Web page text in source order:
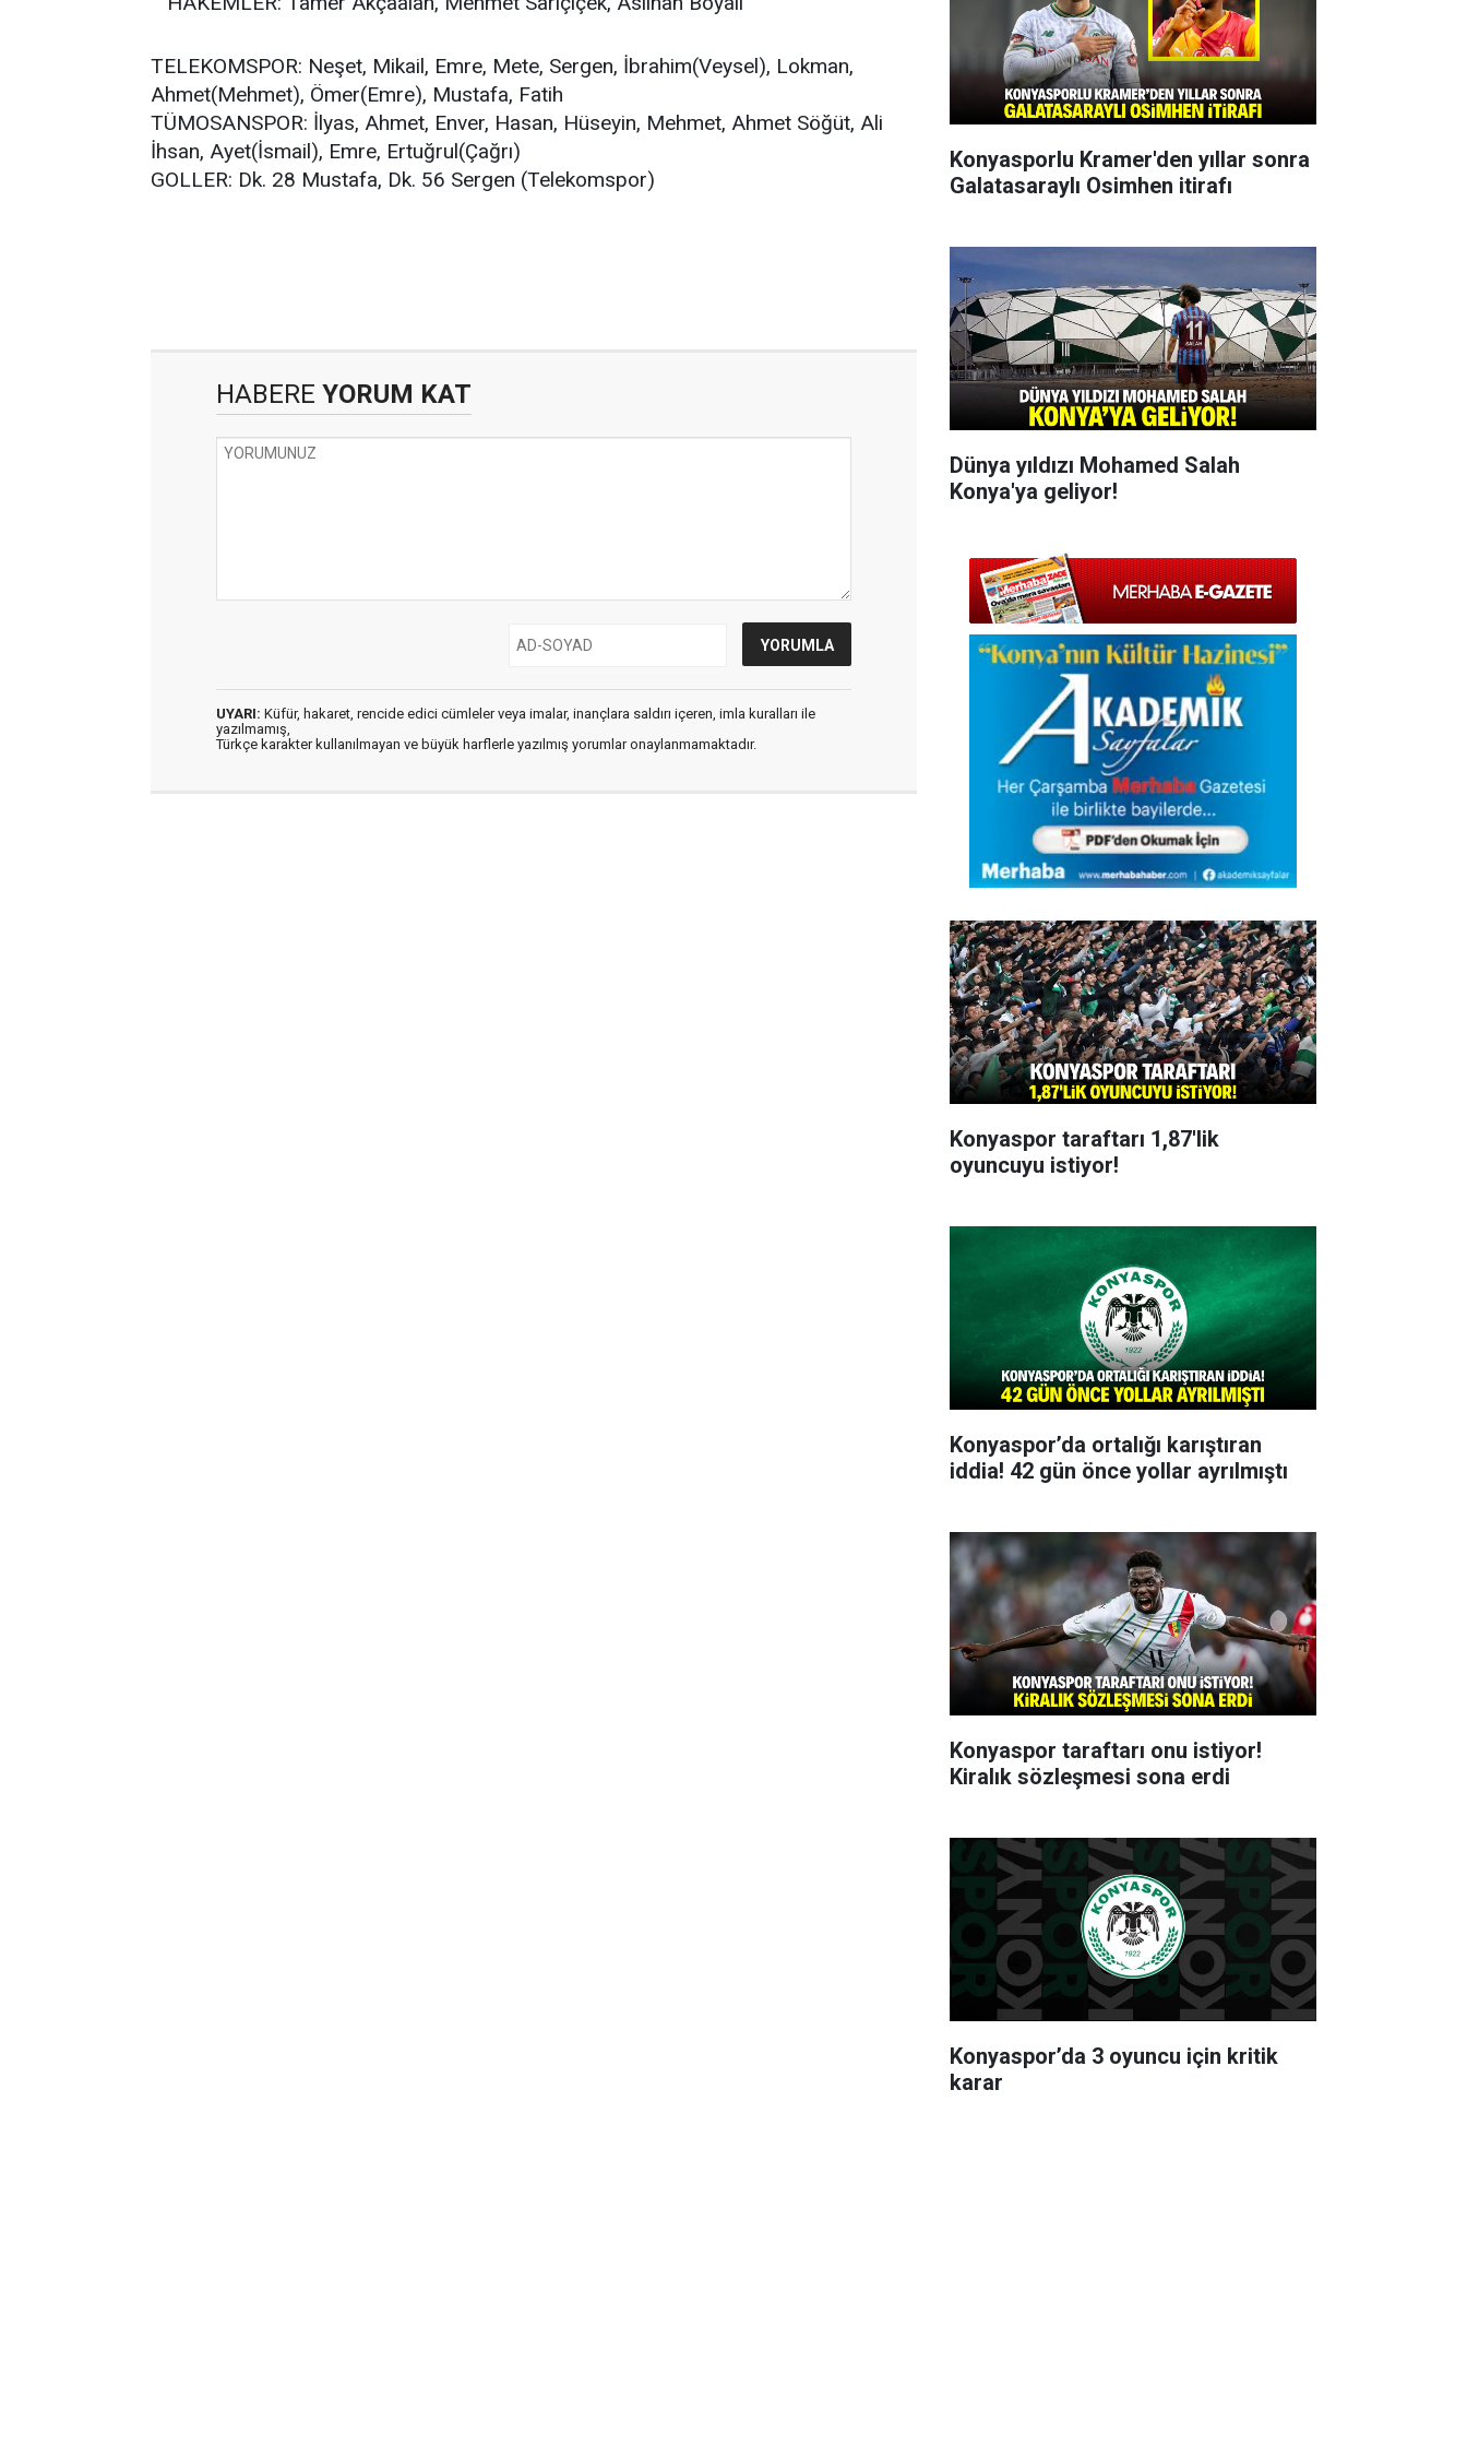
TELEKOMSPOR: Neşet, Mikail, Emre, Mete, Sergen, İbrahim(Veysel), Lokman,
Ahmet(Mehmet), Ömer(Emre), Mustafa, Fatih
TÜMOSANSPOR: İlyas, Ahmet, Enver, Hasan, Hüseyin, Mehmet, Ahmet Söğüt, Ali
İhsan, Ayet(İsmail), Emre, Ertuğrul(Çağrı)
GOLLER: Dk. 28 Mustafa, Dk. 56 Sergen (Telekomspor)
HABERE YORUM KAT
UYARI: Küfür, hakaret, rencide edici cümleler veya imalar, inançlara saldırı içeren, imla kuralları ile
yazılmamış,
Türkçe karakter kullanılmayan ve büyük harflerle yazılmış yorumlar onaylanmamaktadır.
Konyasporlu Kramer'den yıllar sonra
Galatasaraylı Osimhen itirafı
Dünya yıldızı Mohamed Salah
Konya'ya geliyor!
Konyaspor taraftarı 1,87'lik
oyuncuyu istiyor!
Konyaspor’da ortalığı karıştıran
iddia! 42 gün önce yollar ayrılmıştı
Konyaspor taraftarı onu istiyor!
Kiralık sözleşmesi sona erdi
Konyaspor’da 3 oyuncu için kritik
karar